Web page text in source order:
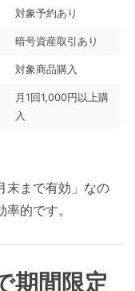
対象予約あり
暗号資産取引あり
対象商品購入
月1回1,000円以上購
入
末まで有効」なの
的です。
期間限定